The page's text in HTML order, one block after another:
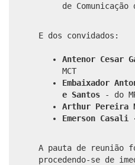
de
E dos convidados:
Antenor Cesar
MCT
Embaixador
e Santos - do
Arthur Pereira
Emerson Casali
A pauta de reunião
procedendo-se de